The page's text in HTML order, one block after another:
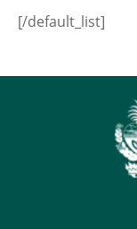
[/default_list]